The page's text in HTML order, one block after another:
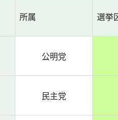
所属 選挙
公明党
民主党